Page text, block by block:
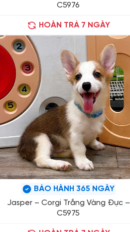
C5976
HOÀN TRẢ 7 NGÀY
BẢO HÀNH 365 NGÀY
Jasper – Corgi Trắng Vàng Đực –
C5975